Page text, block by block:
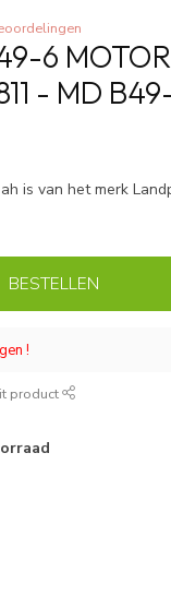
6
- MD
is van het merk
BESTELLEN
!
product